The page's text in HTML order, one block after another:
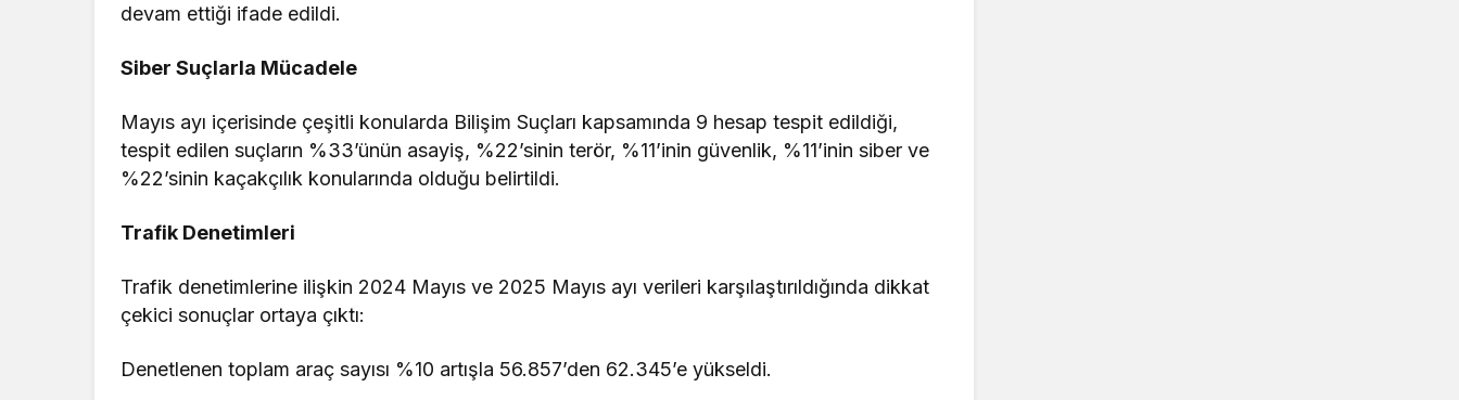
devam ettiği ifade edildi.
Siber Suçlarla Mücadele
Mayıs ayı içerisinde çeşitli konularda Bilişim Suçları kapsamında 9 hesap tespit edildiği,
tespit edilen suçların %33’ünün asayiş, %22’sinin terör, %11’inin güvenlik, %11’inin siber ve
%22’sinin kaçakçılık konularında olduğu belirtildi.
Trafik Denetimleri
Trafik denetimlerine ilişkin 2024 Mayıs ve 2025 Mayıs ayı verileri karşılaştırıldığında dikkat
çekici sonuçlar ortaya çıktı:
Denetlenen toplam araç sayısı %10 artışla 56.857’den 62.345’e yükseldi.